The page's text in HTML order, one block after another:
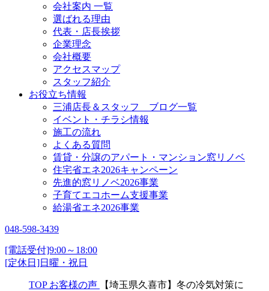
会社案内 一覧
選ばれる理由
代表・店長挨拶
企業理念
会社概要
アクセスマップ
スタッフ紹介
お役立ち情報
三浦店長＆スタッフ ブログ一覧
イベント・チラシ情報
施工の流れ
よくある質問
賃貸・分譲のアパート・マンション窓リノベ
住宅省エネ2026キャンペーン
先進的窓リノベ2026事業
子育てエコホーム支援事業
給湯省エネ2026事業
048-598-3439
[電話受付]9:00～18:00
[定休日]日曜・祝日
TOP お客様の声
【埼玉県久喜市】冬の冷気対策に